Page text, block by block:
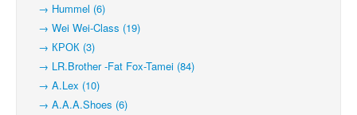
→ Hummel (6)
→ Wei Wei-Class (19)
→ КРОК (3)
→ LR.Brother -Fat Fox-Tamei (84)
→ A.Lex (10)
→ A.A.A.Shoes (6)